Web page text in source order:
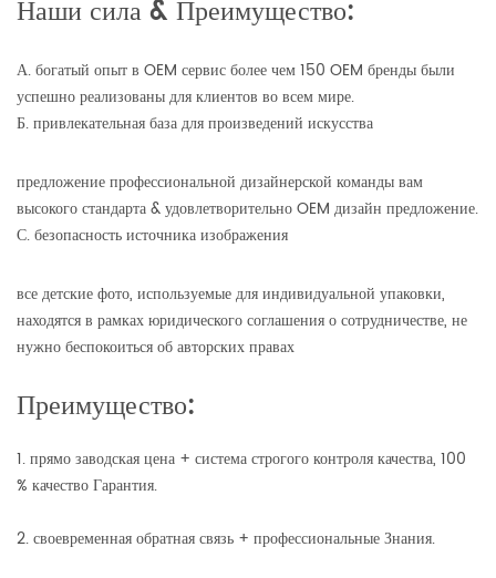
Наши сила & Преимущество:
А. богатый опыт в OEM сервис более чем 150 OEM бренды были
успешно реализованы для клиентов во всем мире.
Б. привлекательная база для произведений искусства
предложение профессиональной дизайнерской команды вам
высокого стандарта & удовлетворительно OEM дизайн предложение.
С. безопасность источника изображения
все детские фото, используемые для индивидуальной упаковки,
находятся в рамках юридического соглашения о сотрудничестве, не
нужно беспокоиться об авторских правах
Преимущество:
1. прямо заводская цена + система строгого контроля качества, 100
% качество Гарантия.
2. своевременная обратная связь + профессиональные Знания.